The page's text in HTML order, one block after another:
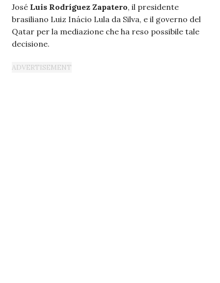
José Luis Rodríguez Zapatero, il presidente
brasiliano Luiz Inácio Lula da Silva, e il governo del
Qatar per la mediazione che ha reso possibile tale
decisione.